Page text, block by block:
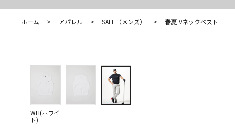
ホーム > アパレル > SALE（メンズ） > 春夏 Vネックベスト
WH(ホワイ
ト)